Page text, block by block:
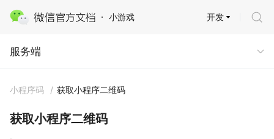
小游戏
服务端
开发
服务端
小程序码 / 获取小程序二维码
获取小程序二维码